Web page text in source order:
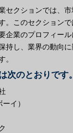
セクションでは、
。このセクション
企業のプロフィー
持し、業界の動向
次のとおりです。
イ）